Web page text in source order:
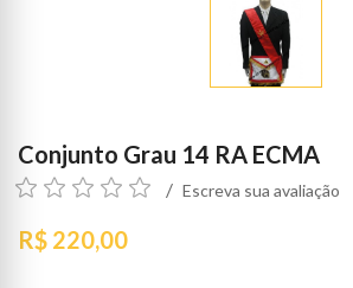
Conjunto Grau 14 RA ECMA
Escreva sua avaliação
R$ 220,00